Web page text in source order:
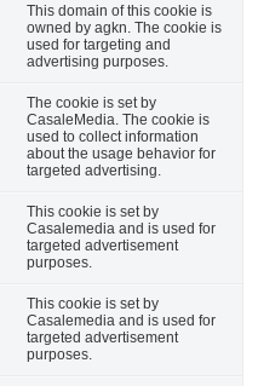
This domain of this cookie is
owned by agkn. The cookie is
used for targeting and
advertising purposes.
The cookie is set by
CasaleMedia. The cookie is
used to collect information
about the usage behavior for
targeted advertising.
This cookie is set by
Casalemedia and is used for
targeted advertisement
purposes.
This cookie is set by
Casalemedia and is used for
targeted advertisement
purposes.